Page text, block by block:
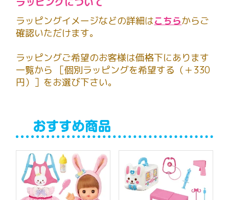
ラッピングイメージなどの詳細はこちらからご
確認いただけます。
ラッピングご希望のお客様は価格下にあります
一覧から ［個別ラッピングを希望する（＋330
円）］をお選び下さい。